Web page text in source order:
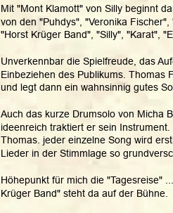
Mit "Mont Klamott" von Silly beginnt
von den "Puhdys", "Veronika
"Horst Krüger Band", "Silly", "Karat",
Unverkennbar die Spielfreude, das
Einbeziehen des Publikums. Thomas
und legt dann ein wahnsinnig gutes
Auch das kurze Drumsolo von Micha
ideenreich traktiert er sein
Thomas. jeder einzelne Song wird
Lieder in der Stimmlage so
Höhepunkt für mich die "Tagesreise"
Krüger Band" steht da auf der Bühne.